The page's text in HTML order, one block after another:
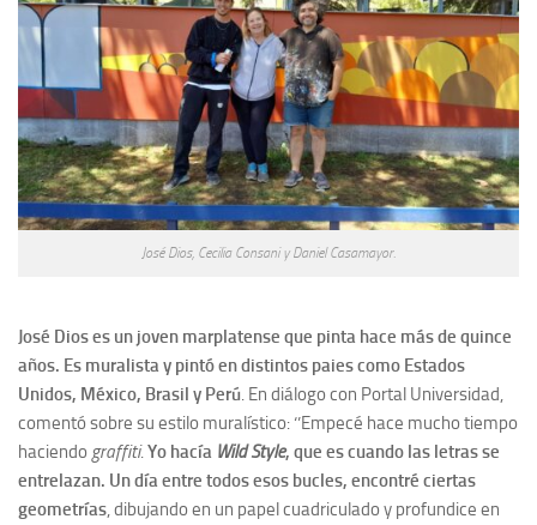
José Dios, Cecilia Consani y Daniel Casamayor.
José Dioses un joven marplatense que pinta hace más de quince
años. Es muralista y pintó en distintos paies como Estados
Unidos, México, Brasil y Perú. En diálogo con Portal Universidad,
comentó sobre su estilo muralístico: ‘’Empecé hace mucho tiempo
haciendo graffiti.Yo hacía Wild Style, que es cuando las letras se
entrelazan. Un día entre todos esos bucles, encontré ciertas
geometrías, dibujando en un papel cuadriculado y profundice en